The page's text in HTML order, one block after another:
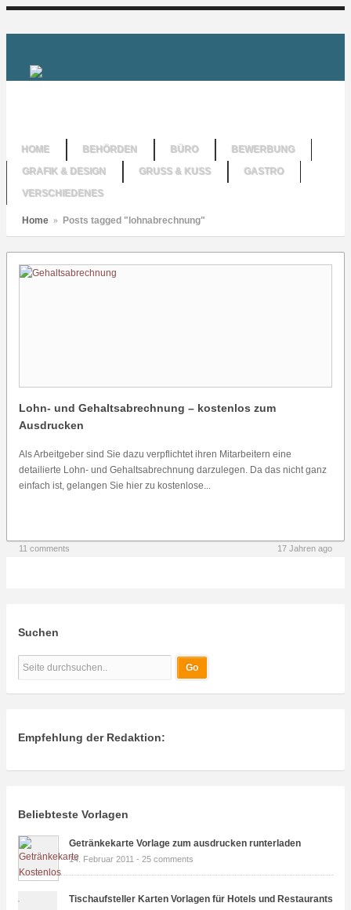
HOME BEHÖRDEN BÜRO
BEWERBUNG
GRAFIK & DESIGN
GRUSS & KUSS
GASTRO
VERSCHIEDENES
Home » Posts tagged "lohnabrechnung"
Lohn- und Gehaltsabrechnung – kostenlos zum
Ausdrucken
Als Arbeitgeber sind Sie dazu verpflichtet ihren Mitarbeitern eine
detailierte Lohn- und Gehaltsabrechnung darzulegen. Da das nicht ganz
einfach ist, gelangen Sie hier zu kostenlose...
11 comments 17 Jahren ago
Suchen
Empfehlung der Redaktion:
Beliebteste Vorlagen
Getränkekarte Vorlage zum ausdrucken runterladen
14. Februar 2011 - 25 comments
Tischaufsteller Karten Vorlagen für Hotels und Restaurants